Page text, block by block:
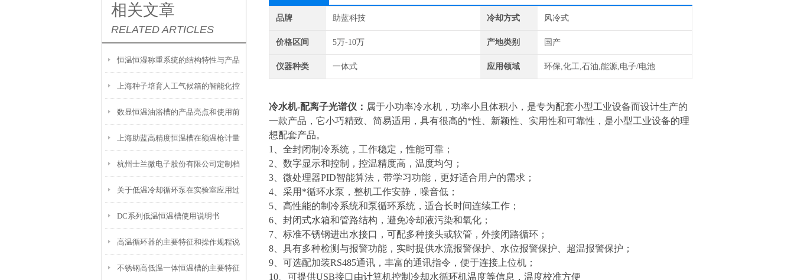
相关文章
RELATED ARTICLES
恒温恒湿称重系统的结构特性与产品
功能配置
上海种子培育人工气候箱的智能化控
制技术和功能特性
数显恒温油浴槽的产品亮点和使用前
安全须知
上海助蓝高精度恒温槽在额温枪计量
校准上的广泛应用
杭州士兰微电子股份有限公司定制档
案-恒温槽80L
关于低温冷却循环泵在实验室应用过
程中的几个要点
DC系列低温恒温槽使用说明书
高温循环器的主要特征和操作规程说
明
不锈钢高低温一体恒温槽的主要特征
品牌 助蓝科技 冷却方式 风冷式
价格区间 5万-10万 产地类别 国产
仪器种类 一体式 应用领域 环保,化工,石油,能源,电子/电池
冷水机-配离子光谱仪 ： 属于小功率冷水机，功率小且体积小，是专为配套小型工业设备而设计生产的
一款产品，它小巧精致、简易适用，具有很高的*性、新颖性、实用性和可靠性，是小型工业设备的理
想配套产品。
1、全封闭制冷系统，工作稳定，性能可靠；
2、数字显示和控制，控温精度高，温度均匀；
3、微处理器PID智能算法，带学习功能，更好适合用户的需求；
4、采用*循环水泵，整机工作安静，噪音低；
5、高性能的制冷系统和泵循环系统，适合长时间连续工作；
6、封闭式水箱和管路结构，避免冷却液污染和氧化；
7、标准不锈钢进出水接口，可配多种接头或软管，外接闭路循环；
8、具有多种检测与报警功能，实时提供水流报警保护、水位报警保护、超温报警保护；
9、可选配加装RS485通讯，丰富的通讯指令，便于连接上位机；
10、可提供USB接口由计算机控制冷却水循环机温度等信息，温度校准方便